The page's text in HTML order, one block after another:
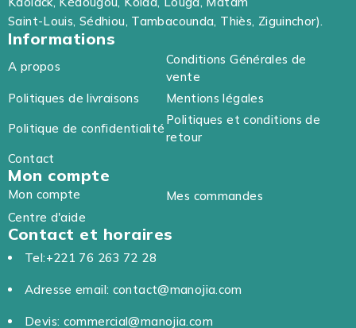
Saint-Louis, Sédhiou, Tambacounda, Thiès, Ziguinchor).
Informations
A propos
Conditions Générales de
vente
Politiques de livraisons
Mentions légales
Politique de confidentialité
Politiques et conditions de
retour
Contact
Mon compte
Mon compte
Mes commandes
Centre d'aide
Contact et horaires
Tel:+221 76 263 72 28
Adresse email: contact@manojia.com
Devis: commercial@manojia.com